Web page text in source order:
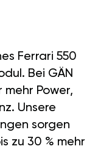
Ferrari 550
Bei GÄN
mehr Power,
Unsere
sorgen
zu 30 % mehr